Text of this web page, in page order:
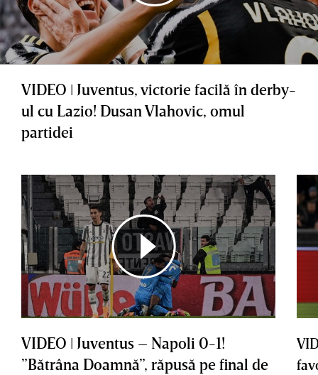
VIDEO ǀ Juventus, victorie facilă în derby-
ul cu Lazio! Dusan Vlahovic, omul
partidei
VIDEO ǀ Juventus – Napoli 0-1!
”Bătrâna Doamnă”, răpusă pe final de